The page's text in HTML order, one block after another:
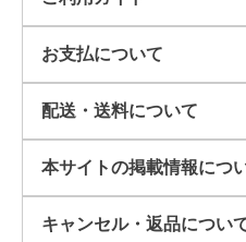
お支払について
配送・送料について
本サイトの掲載情報につ
キャンセル・返品につい